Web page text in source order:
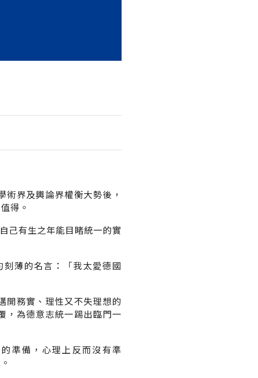
界及輿論界權衡大勢後，
得。
己有生之年能目睹統一的實
薄的名言：「我太愛德國
開務實、理性又不失理想的
為德意志統一踢出臨門一
準備，心理上反而沒有準